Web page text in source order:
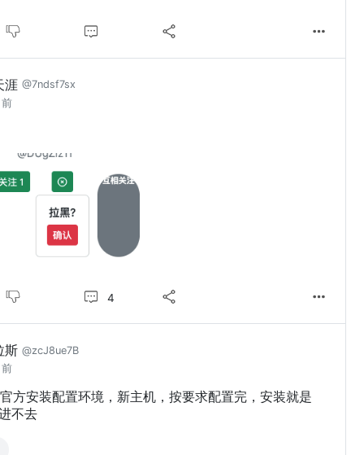
涯 @7ndsf7sx
4
斯 @zcJ8ue7B
方安装配置环境，新主机，按要求配置完，安装就是
不去